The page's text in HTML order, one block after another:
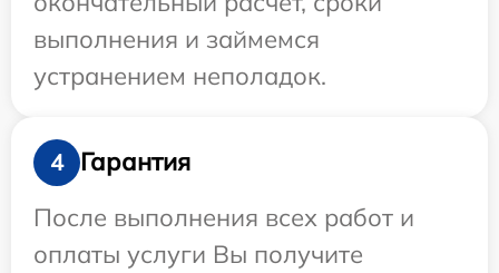
выполнения и займемся
устранением неполадок.
4
Гарантия
После выполнения всех работ и
оплаты услуги Вы получите